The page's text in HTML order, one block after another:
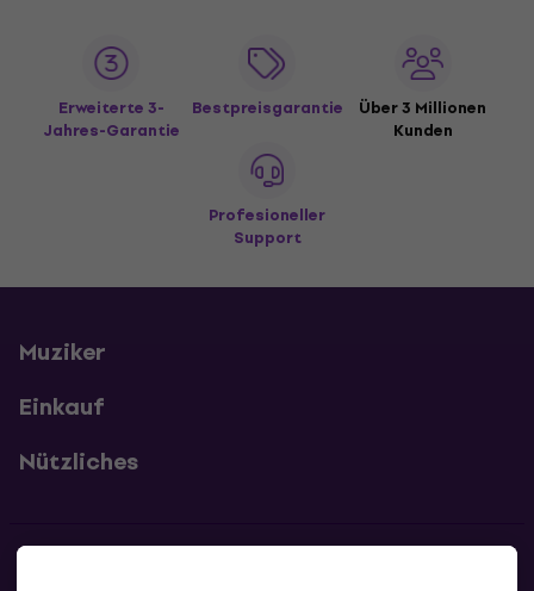
Erweiterte 3-
Jahres-Garantie
Bestpreisgarantie
Über 3 Millionen
Kunden
Profesioneller
Support
Muziker
Einkauf
Nützliches